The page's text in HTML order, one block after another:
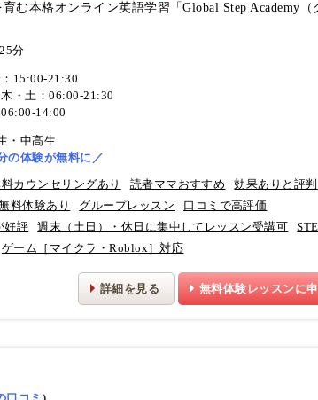
む本格オンライン英語学習「Global Step Academy
分
：15:00-21:30
・土：06:00-21:30
06:00-14:00
・中高生
の体験が無料に／
カウンセリングあり 読者ママおすすめ 効果ありと評判
料体験あり グループレッスン
口コミで高評価
好評
週末（土日）・休日に集中してレッスン受講可
ゲーム［マイクラ・Roblox］対応
詳細を見る 無料体験レッスンに